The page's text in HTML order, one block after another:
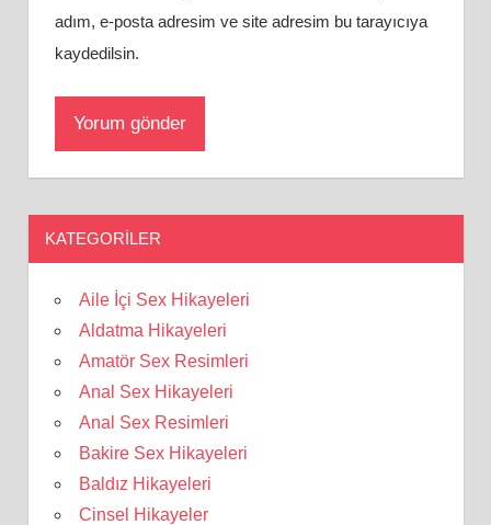
adım, e-posta adresim ve site adresim bu tarayıcıya
kaydedilsin.
KATEGORILER
Aile İçi Sex Hikayeleri
Aldatma Hikayeleri
Amatör Sex Resimleri
Anal Sex Hikayeleri
Anal Sex Resimleri
Bakire Sex Hikayeleri
Baldız Hikayeleri
Cinsel Hikayeler